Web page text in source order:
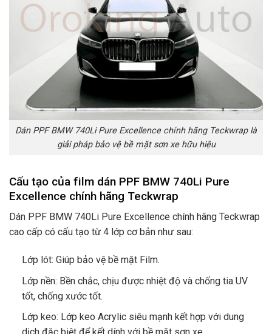
Dán PPF BMW 740Li Pure Excellence chính hãng Teckwrap là
giải pháp bảo vệ bề mặt sơn xe hữu hiệu
Cấu tạo của film dán PPF BMW 740Li Pure
Excellence chính hãng Teckwrap
Dán PPF BMW 740Li Pure Excellence chính hãng Teckwrap
cao cấp có cấu tạo từ 4 lớp cơ bản như sau:
Lớp lót: Giúp bảo vệ bề mặt Film.
Lớp nền: Bền chắc, chịu được nhiệt độ và chống tia UV
tốt, chống xước tốt.
Lớp keo: Lớp keo Acrylic siêu mạnh kết hợp với dung